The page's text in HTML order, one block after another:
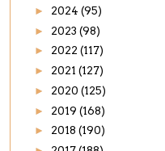
► 2024 (95)
► 2023 (98)
► 2022 (117)
► 2021 (127)
► 2020 (125)
► 2019 (168)
► 2018 (190)